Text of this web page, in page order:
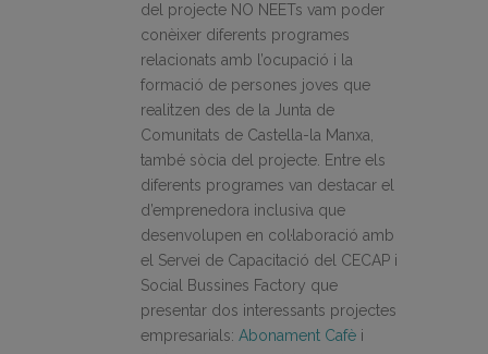
del projecte NO NEETs vam poder
conèixer diferents programes
relacionats amb l’ocupació i la
formació de persones joves que
realitzen des de la Junta de
Comunitats de Castella-la Manxa,
també sòcia del projecte. Entre els
diferents programes van destacar el
d’emprenedora inclusiva que
desenvolupen en col·laboració amb
el Servei de Capacitació del CECAP i
Social Bussines Factory que
presentar dos interessants projectes
empresarials: Abonament Cafè i